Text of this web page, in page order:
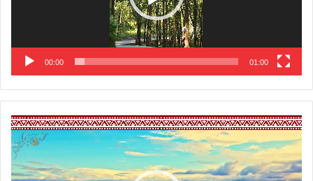
00:00 01:00
Video
Player